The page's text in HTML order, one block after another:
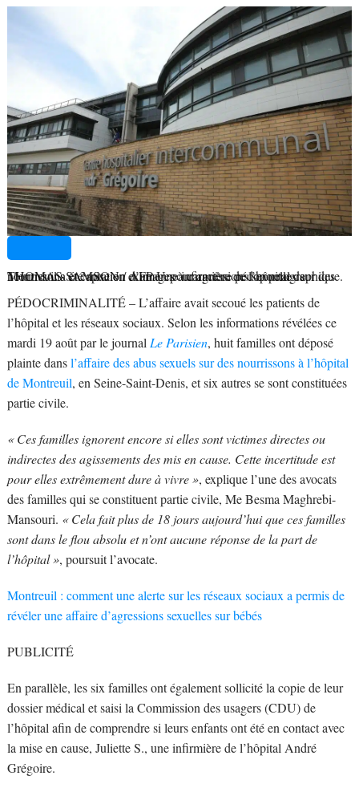
THOMAS SAMSON / AFP Une infirmière de l’hôpital de Montreuil a été mise en examen pour agressions sexuelles sur des nourrissons et captation d’images à caractère pédopornographique.
PÉDOCRIMINALITÉ – L’affaire avait secoué les patients de
l’hôpital et les réseaux sociaux. Selon les informations révélées ce
mardi 19 août par le journalLe Parisien, huit familles ont déposé
plainte dansl’affaire des abus sexuels sur des nourrissons à l’hôpital
de Montreuil, en Seine-Saint-Denis, et six autres se sont constituées
partie civile.
« Ces familles ignorent encore si elles sont victimes directes ou
indirectes des agissements des mis en cause. Cette incertitude est
pour elles extrêmement dure à vivre », explique l’une des avocats
des familles qui se constituent partie civile, Me Besma Maghrebi-
Mansouri. « Cela fait plus de 18 jours aujourd’hui que ces familles
sont dans le flou absolu et n’ont aucune réponse de la part de
l’hôpital », poursuit l’avocate.
Montreuil : comment une alerte sur les réseaux sociaux a permis de
révéler une affaire d’agressions sexuelles sur bébés
PUBLICITÉ
En parallèle, les six familles ont également sollicité la copie de leur
dossier médical et saisi la Commission des usagers (CDU) de
l’hôpital afin de comprendre si leurs enfants ont été en contact avec
la mise en cause, Juliette S., une infirmière de l’hôpital André
Grégoire.